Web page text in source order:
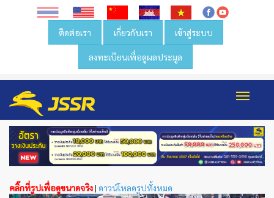
ติดต่อเรา เกี่ยวกับเรา เข้าสู่ระบบ
ลงทะเบียนเพื่อดูผลประมูล
คลิ๊กที่รูปเพื่อดูขนาดจริง| ดาวน์โหลดรูปทั้งหมด